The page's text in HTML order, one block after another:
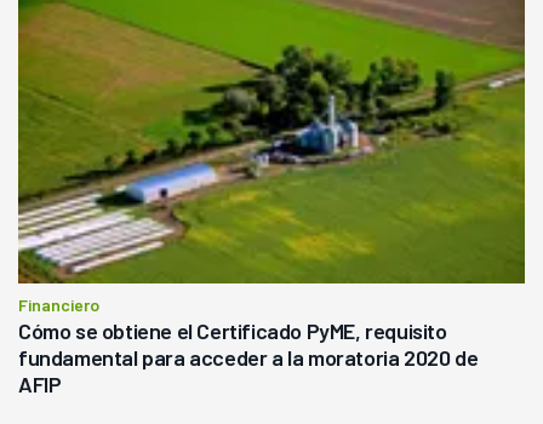
Financiero
Cómo se obtiene el Certificado PyME, requisito
fundamental para acceder a la moratoria 2020 de
AFIP